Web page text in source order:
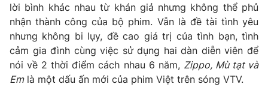
lời bình khác nhau từ khán giả nhưng không thể phủ
nhận thành công của bộ phim. Vẫn là đề tài tình yêu
nhưng không bi lụy, đề cao giá trị của tình bạn, tình
cảm gia đình cùng việc sử dụng hai dàn diễn viên để
nói về 2 thời điểm cách nhau 6 năm, Zippo, Mù tạt và
Emlà một dấu ấn mới của phim Việt trên sóng VTV.